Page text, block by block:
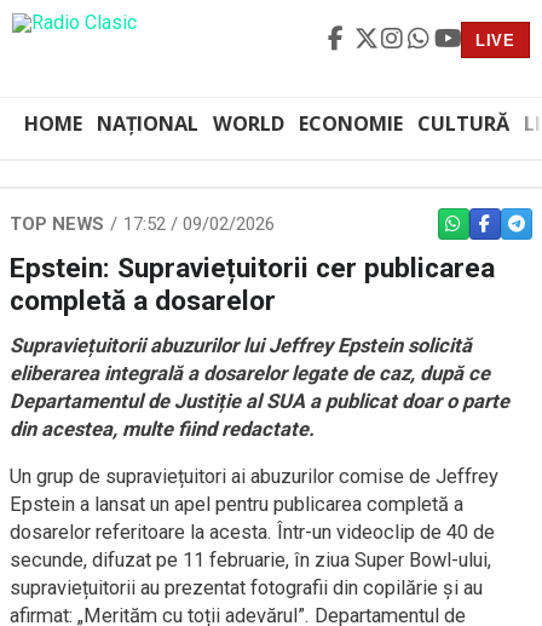
LIVE
HOME NAȚIONAL WORLD ECONOMIE CULTURĂ
TOP NEWS 17:52 / 09/02/2026 WHATSAPP
Epstein: Supraviețuitorii cer publicarea
completă a dosarelor
Supraviețuitorii abuzurilor lui Jeffrey Epstein solicită
eliberarea integrală a dosarelor legate de caz, după ce
Departamentul de Justiție al SUA a publicat doar o parte
din acestea, multe fiind redactate.
Un grup de supraviețuitori ai abuzurilor comise de Jeffrey
Epstein a lansat un apel pentru publicarea completă a
dosarelor referitoare la acesta. Într-un videoclip de 40 de
secunde, difuzat pe 11 februarie, în ziua Super Bowl-ului,
supraviețuitorii au prezentat fotografii din copilărie și au
afirmat: „Merităm cu toții adevărul”. Departamentul de